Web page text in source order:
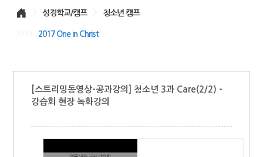
성경학교/캠프 청소년 캠프
2017 One in Christ
[스트리밍동영상-공과강의] 청소년 3과 Care(2/2) -
강습회 현장 녹화강의